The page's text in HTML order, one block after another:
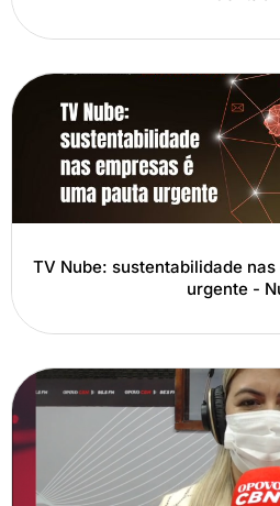
TV Nube: sustentabilidade
urgente -